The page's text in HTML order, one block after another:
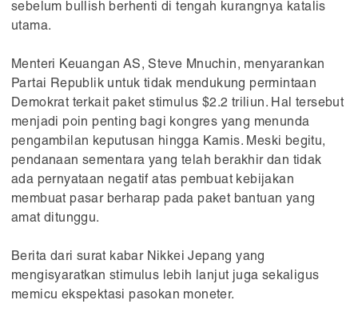
sebelum bullish berhenti di tengah kurangnya katalis
utama.
Menteri Keuangan AS, Steve Mnuchin, menyarankan
Partai Republik untuk tidak mendukung permintaan
Demokrat terkait paket stimulus $2.2 triliun. Hal tersebut
menjadi poin penting bagi kongres yang menunda
pengambilan keputusan hingga Kamis. Meski begitu,
pendanaan sementara yang telah berakhir dan tidak
ada pernyataan negatif atas pembuat kebijakan
membuat pasar berharap pada paket bantuan yang
amat ditunggu.
Berita dari surat kabar Nikkei Jepang yang
mengisyaratkan stimulus lebih lanjut juga sekaligus
memicu ekspektasi pasokan moneter.